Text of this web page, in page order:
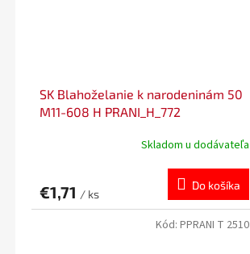
SK Blahoželanie k narodeninám 50
M11-608 H PRANI_H_772
Skladom u dodávateľa
€1,71 / ks
Do košíka
Kód: PPRANI T 2510